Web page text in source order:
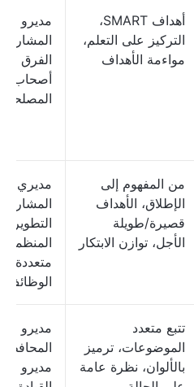
أهداف SMART،
التركيز على التعلم،
مواءمة الأهداف
مديرو
المشاريع،
الفرق
أصحاب
المصلحة
من المفهوم إلى
الإطلاق، الأهداف
قصيرة/طويلة
الأجل، توازن الابتكار
مديري
التطوير،
المنظمات
متعددة
الوظائف
تتبع متعدد
الموضوعات، ترميز
بالألوان، نظرة عامة
مديرو
المحافظ،
مديرو